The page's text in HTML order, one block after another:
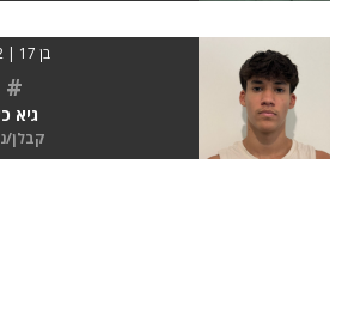
בן 17 | 182
#
גיא
קבלן/